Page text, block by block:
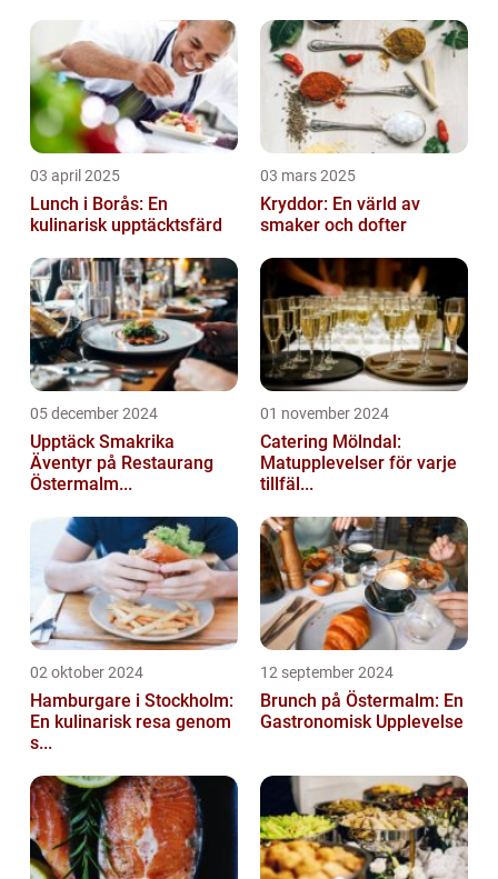
03 april 2025
Lunch i Borås: En
kulinarisk upptäcktsfärd
03 mars 2025
Kryddor: En värld av
smaker och dofter
05 december 2024
Upptäck Smakrika
Äventyr på Restaurang
Östermalm...
01 november 2024
Catering Mölndal:
Matupplevelser för varje
tillfäl...
02 oktober 2024
Hamburgare i Stockholm:
En kulinarisk resa genom
s...
12 september 2024
Brunch på Östermalm: En
Gastronomisk Upplevelse